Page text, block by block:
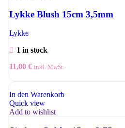
Lykke Blush 15cm 3,5mm
Lykke
1 in stock
11,00 € inkl. MwSt.
In den Warenkorb
Quick view
Add to wishlist